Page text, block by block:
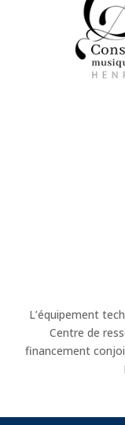
L’équipement
Centre de
financement